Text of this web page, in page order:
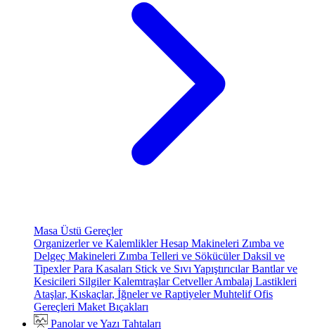
Masa Üstü Gereçler
Organizerler ve KalemliklerHesap Makineleri Zımba ve
Delgeç Makineleri Zımba Telleri ve SökücülerDaksil ve
TipexlerPara Kasaları Stick ve Sıvı YapıştırıcılarBantlar ve
Kesicileri SilgilerKalemtraşlarCetvellerAmbalaj Lastikleri
Ataşlar, Kıskaçlar, İğneler ve RaptiyelerMuhtelif Ofis
Gereçleri Maket Bıçakları
Panolar ve Yazı Tahtaları